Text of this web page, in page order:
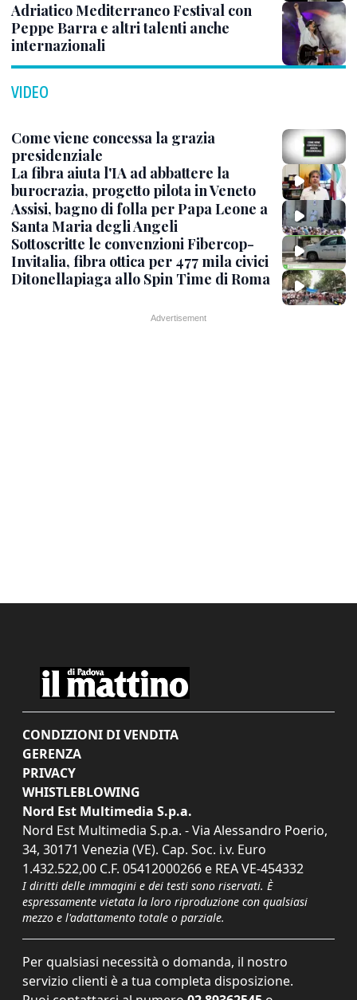
Adriatico Mediterraneo Festival con
Peppe Barra e altri talenti anche
internazionali
VIDEO
Come viene concessa la grazia
presidenziale
La fibra aiuta l'IA ad abbattere la
burocrazia, progetto pilota in Veneto
Assisi, bagno di folla per Papa Leone a
Santa Maria degli Angeli
Sottoscritte le convenzioni Fibercop-
Invitalia, fibra ottica per 477 mila civici
Ditonellapiaga allo Spin Time di Roma
CONDIZIONI DI VENDITA
GERENZA
PRIVACY
WHISTLEBLOWING
Nord Est Multimedia S.p.a.
Nord Est Multimedia S.p.a. - Via Alessandro Poerio,
34, 30171 Venezia (VE). Cap. Soc. i.v. Euro
1.432.522,00 C.F. 05412000266 e REA VE-454332
I diritti delle immagini e dei testi sono riservati. È
espressamente vietata la loro riproduzione con qualsiasi
mezzo e l'adattamento totale o parziale.
Per qualsiasi necessità o domanda, il nostro
servizio clienti è a tua completa disposizione.